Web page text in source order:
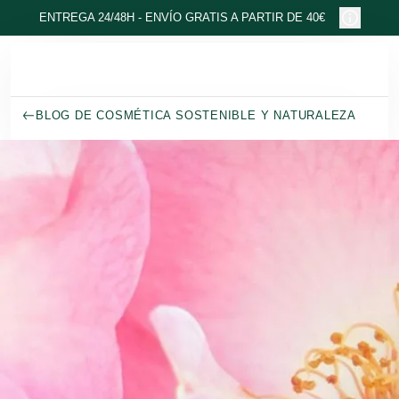
Ir al contenido principal
ENTREGA 24/48H - ENVÍO GRATIS A PARTIR DE 40€
BLOG DE COSMÉTICA SOSTENIBLE Y NATURALEZA